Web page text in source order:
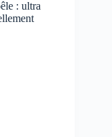
: ultra